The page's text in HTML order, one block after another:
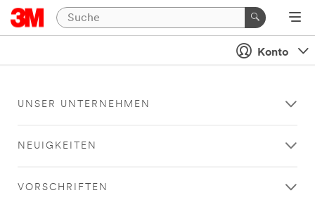
Konto
UNSER UNTERNEHMEN
NEUIGKEITEN
VORSCHRIFTEN